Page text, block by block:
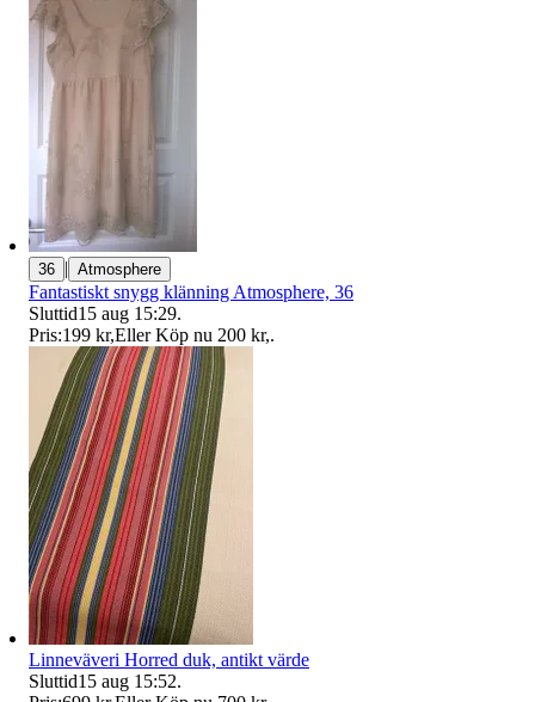
36 | Atmosphere
Fantastiskt snygg klänning Atmosphere, 36
Sluttid15 aug 15:29.
Pris:199 kr,Eller Köp nu 200 kr,.
Linneväveri Horred duk, antikt värde
Sluttid15 aug 15:52.